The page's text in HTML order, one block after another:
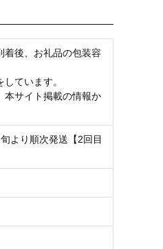
後、お礼品の包装容
ています。
サイト掲載の情報か
より順次発送【2回目